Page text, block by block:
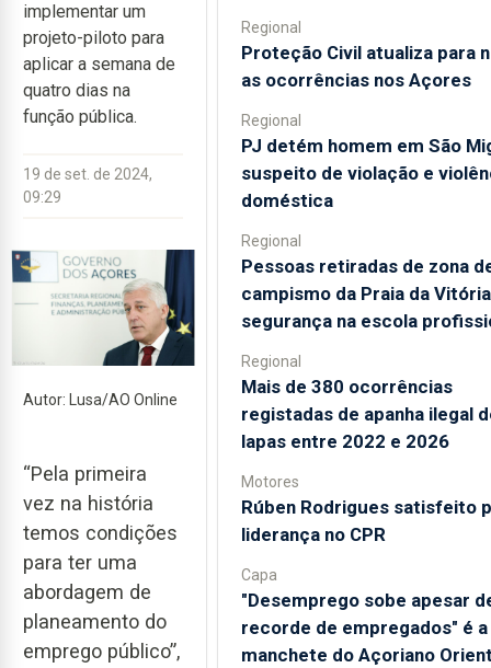
implementar um
projeto-piloto para
aplicar a semana de
quatro dias na
função pública.
19 de set. de 2024,
09:29
Autor: Lusa/AO Online
“Pela primeira
vez na história
temos condições
para ter uma
abordagem de
planeamento do
emprego público”,
Regional
Proteção Civil atualiza para
as ocorrências nos Açores
Regional
PJ detém homem em São
suspeito de violação e
doméstica
Regional
Pessoas retiradas de zona
campismo da Praia da
segurança na escola
Regional
Mais de 380 ocorrências
registadas de apanha ilegal
lapas entre 2022 e 2026
Motores
Rúben Rodrigues satisfeito
liderança no CPR
Capa
"Desemprego sobe apesar
recorde de empregados" é a
manchete do Açoriano